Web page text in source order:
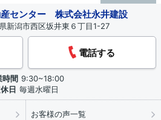
センター 株式会社永井建設
新潟市西区坂井東６丁目1-27
電話する
時間 9:30~18:00
日 毎週水曜日
お客様の声一覧